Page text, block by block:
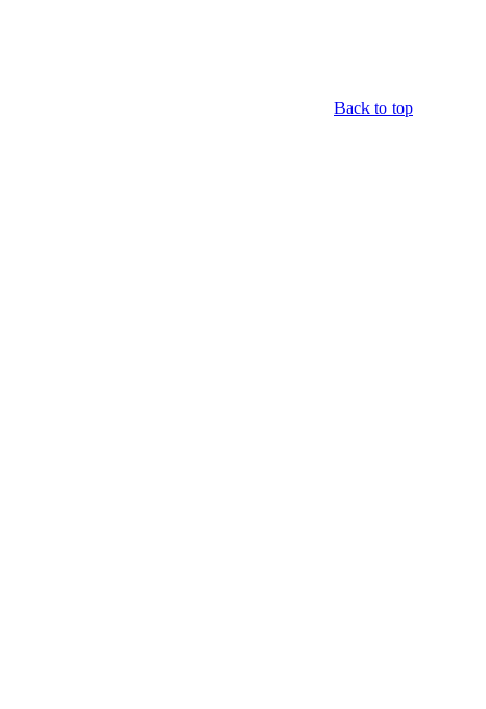
Back to top